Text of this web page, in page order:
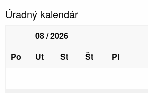
Úradný kalendár
08 / 2026
Po
Ut St Št Pi